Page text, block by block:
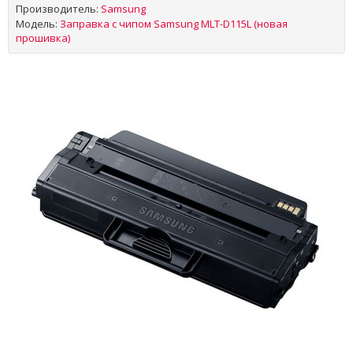
Производитель: Samsung
Модель: Заправка с чипом Samsung MLT-D115L (новая
прошивка)